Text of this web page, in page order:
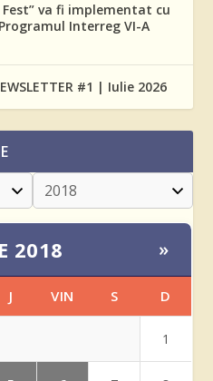
Fest” va fi implementat cu
Interreg VI-A
#1 | Iulie 2026
2018 »
J VIN S D
1